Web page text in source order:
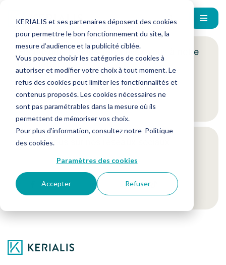
KERIALIS et ses partenaires déposent des cookies
pour permettre le bon fonctionnement du site, la
mesure d’audience et la publicité ciblée.
Vous pouvez choisir les catégories de cookies à
autoriser et modifier votre choix à tout moment. Le
refus des cookies peut limiter les fonctionnalités et
contenus proposés. Les cookies nécessaires ne
sont pas paramétrables dans la mesure où ils
permettent de mémoriser vos choix.
Pour plus d’information, consultez notre Politique
des cookies.
Paramètres des cookies
Accepter Refuser
Encore plus d'actus ? Inscrivez-vous à notre
newsletter !
Je m'inscris
Suivez-nous sur nos réseaux sociaux